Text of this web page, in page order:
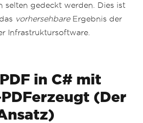
selten gedeckt werden. Dies ist
vorhersehbareErgebnis der
Infrastruktursoftware.
in C# mit
(Der